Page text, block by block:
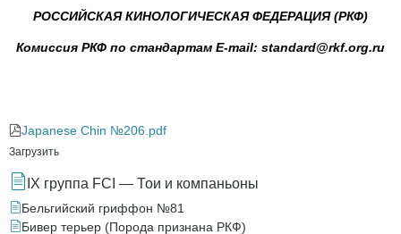
РОССИЙСКАЯ КИНОЛОГИЧЕСКАЯ ФЕДЕРАЦИЯ (РКФ)
Комиссия РКФ по стандартам E-mail: standard@rkf.org.ru
Japanese Chin №206.pdf
Загрузить
IX группа FCI — Тои и компаньоны
Бельгийский гриффон №81
Бивер терьер (Порода признана РКФ)